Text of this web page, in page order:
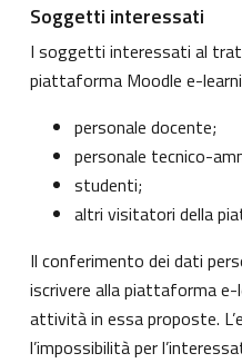
Soggetti interessati
I soggetti interessati al
piattaforma Moodle e-
personale docente;
personale tecnico-
studenti;
altri visitatori della
Il conferimento dei dati
iscrivere alla piattaforma e-
attività in essa proposte.
l’impossibilità per